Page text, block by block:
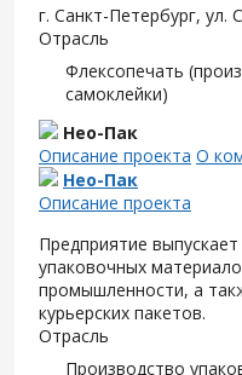
г. Санкт-Петербург, ул.
Отрасль
Флексопечать
самоклейки)
Нео-Пак
Описание проекта О
Нео-Пак
Описание проекта
Предприятие
упаковочных
промышленности, а
курьерских пакетов.
Отрасль
Производство